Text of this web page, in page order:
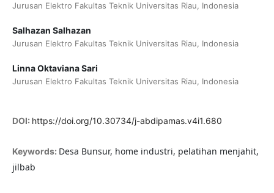
Jurusan Elektro Fakultas Teknik Universitas Riau, Indonesia
Salhazan Salhazan
Jurusan Elektro Fakultas Teknik Universitas Riau, Indonesia
Linna Oktaviana Sari
Jurusan Elektro Fakultas Teknik Universitas Riau, Indonesia
DOI: https://doi.org/10.30734/j-abdipamas.v4i1.680
Keywords: Desa Bunsur, home industri, pelatihan menjahit,
jilbab